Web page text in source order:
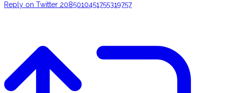
Reply on Twitter 2085010451755319757